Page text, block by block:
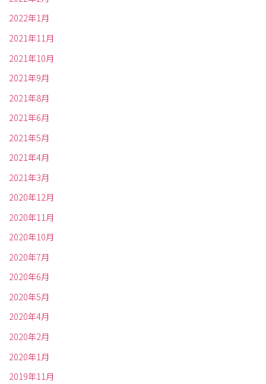
2022年1月
2021年11月
2021年10月
2021年9月
2021年8月
2021年6月
2021年5月
2021年4月
2021年3月
2020年12月
2020年11月
2020年10月
2020年7月
2020年6月
2020年5月
2020年4月
2020年2月
2020年1月
2019年11月